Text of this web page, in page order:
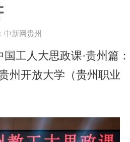
中新网贵州
人大思政课·贵州篇：
州开放大学（贵州职业